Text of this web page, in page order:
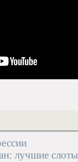
лучшие